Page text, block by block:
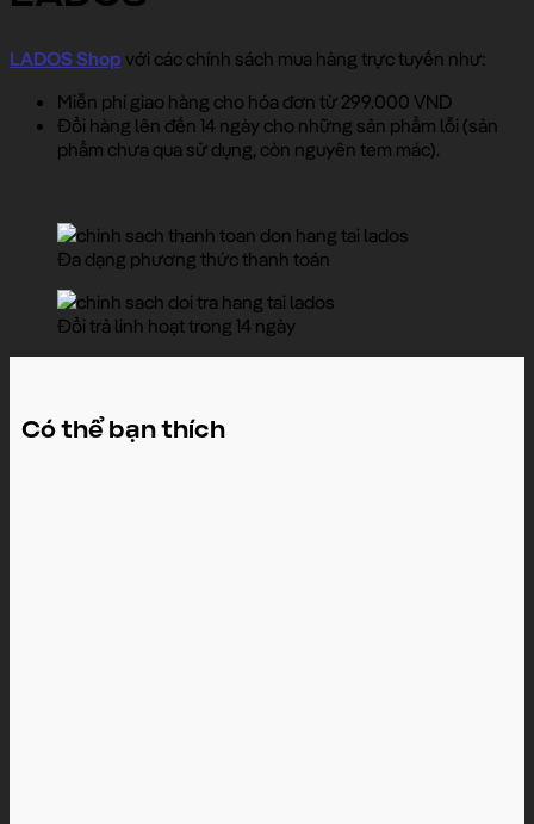
LADOS Shop với các chính sách mua hàng trực tuyến như:
Miễn phí giao hàng cho hóa đơn từ 299.000 VND
Đổi hàng lên đến 14 ngày cho những sản phẩm lỗi (sản
phẩm chưa qua sử dụng, còn nguyên tem mác).
Đa dạng phương thức thanh toán
Đổi trả linh hoạt trong 14 ngày
Có thể bạn thích